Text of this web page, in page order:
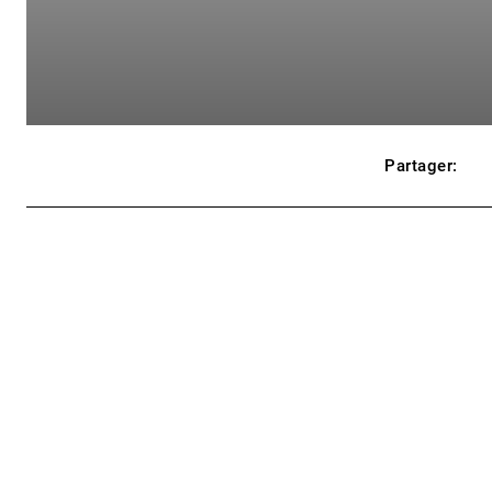
Partager: